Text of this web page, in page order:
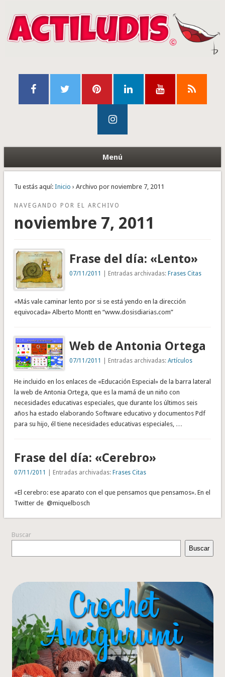
Menú
Tu estás aquí: Inicio › Archivo por noviembre 7, 2011
NAVEGANDO POR EL ARCHIVO
noviembre 7, 2011
Frase del día: «Lento»
07/11/2011 | Entradas archivadas:Frases Citas
«Más vale caminar lento por si se está yendo en la dirección
equivocada» Alberto Montt en “www.dosisdiarias.com”
Web de Antonia Ortega
07/11/2011 | Entradas archivadas:Artículos
He incluido en los enlaces de «Educación Especial» de la barra lateral
la web de Antonia Ortega, que es la mamá de un niño con
necesidades educativas especiales, que durante los últimos seis
años ha estado elaborando Software educativo y documentos Pdf
para su hijo, él tiene necesidades educativas especiales, …
Frase del día: «Cerebro»
07/11/2011 | Entradas archivadas: Frases Citas
«El cerebro: ese aparato con el que pensamos que pensamos». En el
Twitter de @miquelbosch
Buscar
Buscar